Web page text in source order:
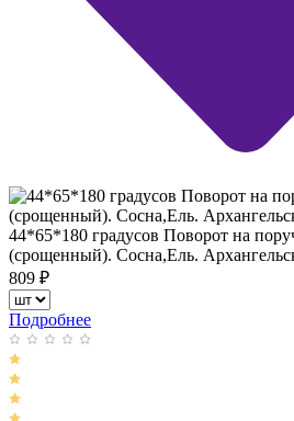
44*65*180 градусов Поворот на
(срощенный). Сосна,Ель.
809 ₽
Подробнее